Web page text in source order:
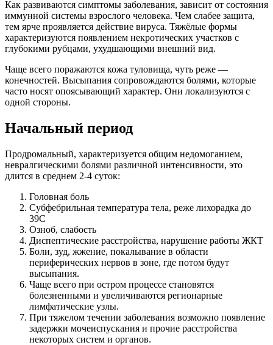
Как развиваются симптомы заболевания, зависит от состояния
иммунной системы взрослого человека. Чем слабее защита,
тем ярче проявляется действие вируса. Тяжёлые формы
характеризуются появлением некротических участков с
глубокими рубцами, ухудшающими внешний вид.
Чаще всего поражаются кожа туловища, чуть реже —
конечностей. Высыпания сопровождаются болями, которые
часто носят опоясывающий характер. Они локализуются с
одной стороны.
Начальный период
Продромальный, характеризуется общим недомоганием,
невралгическими болями различной интенсивности, это
длится в среднем 2-4 суток:
Головная боль
Субфебрильная температура тела, реже лихорадка до
39С
Озноб, слабость
Диспептические расстройства, нарушение работы ЖКТ
Боли, зуд, жжение, покалывание в области
периферических нервов в зоне, где потом будут
высыпания.
Чаще всего при остром процессе становятся
болезненными и увеличиваются регионарные
лимфатические узлы.
При тяжелом течении заболевания возможно появление
задержки мочеиспускания и прочие расстройства
некоторых систем и органов.